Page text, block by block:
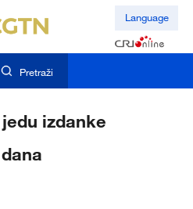
Language
Pretraži
izdanke